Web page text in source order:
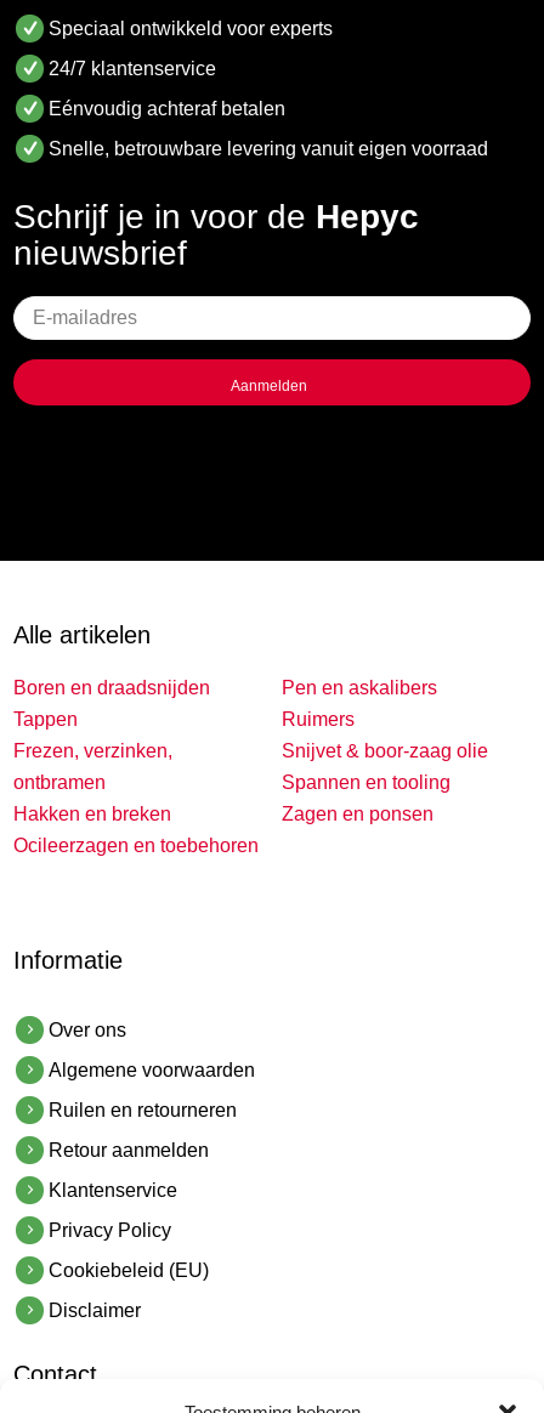
Speciaal ontwikkeld voor experts
24/7 klantenservice
Eénvoudig achteraf betalen
Snelle, betrouwbare levering vanuit eigen voorraad
Schrijf je in voor de Hepyc
nieuwsbrief
Geen
titel
Alle artikelen
Boren en draadsnijden
Tappen
Frezen, verzinken,
ontbramen
Hakken en breken
Ocileerzagen en toebehoren
Pen en askalibers
Ruimers
Snijvet & boor-zaag olie
Spannen en tooling
Zagen en ponsen
Informatie
Over ons
Algemene voorwaarden
Ruilen en retourneren
Retour aanmelden
Klantenservice
Privacy Policy
Cookiebeleid (EU)
Disclaimer
Contact